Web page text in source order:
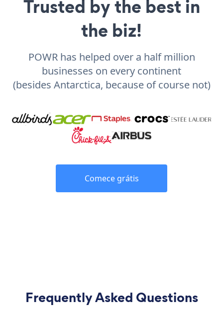
Trusted by the best in
the biz!
POWR has helped over a half million
businesses on every continent
(besides Antarctica, because of course not)
Comece grátis
Frequently Asked Questions